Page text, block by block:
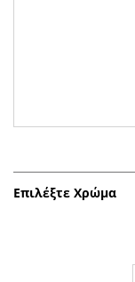
Επιλέξτε Χρώμα